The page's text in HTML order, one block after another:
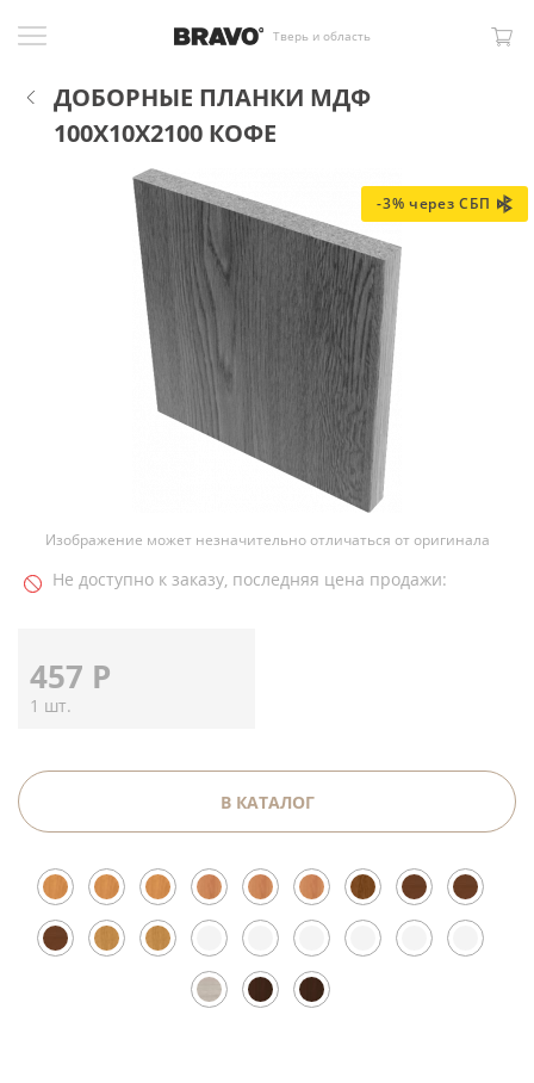
Тверь и область
ДОБОРНЫЕ ПЛАНКИ МДФ
100X10X2100 КОФЕ
-3% через СБП
Изображение может незначительно отличаться от оригинала
Не доступно к заказу, последняя цена продажи:
457 Р
1 шт.
В КАТАЛОГ